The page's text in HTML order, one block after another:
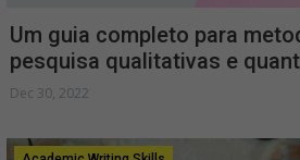
Um guia completo para
pesquisa qualitativas e
Dec 30, 2022